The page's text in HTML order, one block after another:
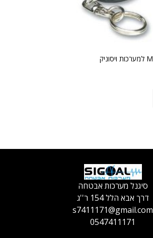
סיגנל מערכות אבטחה
דרך אבא הלל 154 ר''ג
s7411171@gmail.com
0547411171